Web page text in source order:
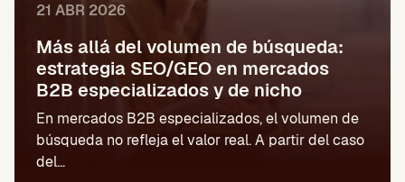
21 ABR 2026
Más allá del volumen de búsqueda:
estrategia SEO/GEO en mercados
B2B especializados y de nicho
En mercados B2B especializados, el volumen de
búsqueda no refleja el valor real. A partir del caso
del...